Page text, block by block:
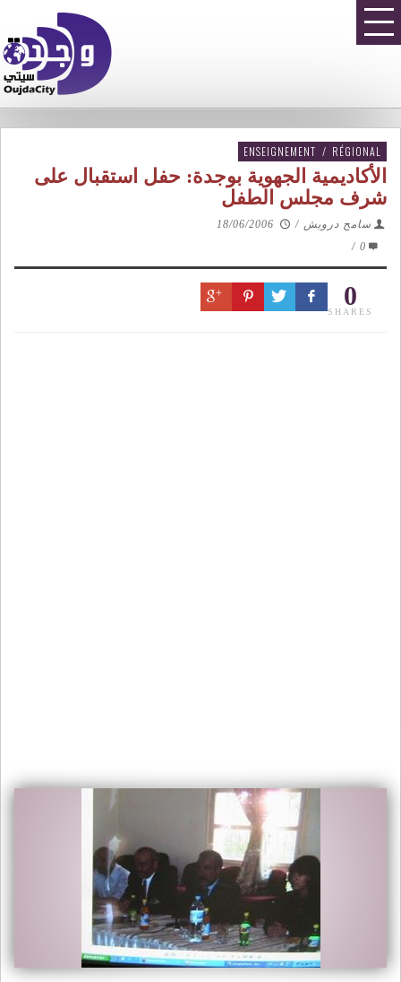
ENSEIGNEMENT / RÉGIONAL
الأكاديمية الجهوية بوجدة: حفل استقبال على
شرف مجلس الطفل
سامح درويش /
18/06/2006
0
/
0
SHARES